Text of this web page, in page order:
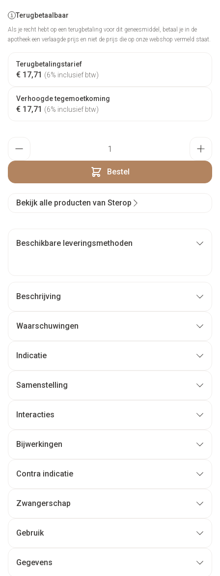
Terugbetaalbaar
Als je recht hebt op een terugbetaling voor dit geneesmiddel, betaal je in de
apotheek een verlaagde prijs en niet de prijs die op onze webshop vermeld staat.
Terugbetalingstarief
€ 17,71 (6% inclusief btw)
Verhoogde tegemoetkoming
€ 17,71 (6% inclusief btw)
Bestel
Bekijk alle producten van Sterop
Beschikbare leveringsmethoden
Beschrijving
Waarschuwingen
Indicatie
Samenstelling
Interacties
Bijwerkingen
Contra indicatie
Zwangerschap
Gebruik
Gegevens